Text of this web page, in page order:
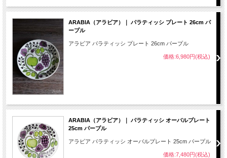
ARABIA（アラビア）｜ パラティッシ プレート 26cm パ
ープル
アラビア パラティッシ プレート 26cm パープル
価格:6,980円(税込)
ARABIA（アラビア）｜ パラティッシ オーバルプレート
25cm パープル
アラビア パラティッシ オーバルプレート 25cm パープル
価格:7,480円(税込)